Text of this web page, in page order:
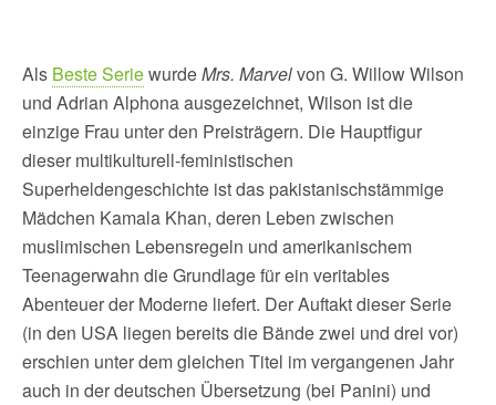
Als Beste SeriewurdeMrs. Marvelvon G. Willow Wilson
und Adrian Alphona ausgezeichnet, Wilson ist die
einzige Frau unter den Preisträgern. Die Hauptfigur
dieser multikulturell-feministischen
Superheldengeschichte ist das pakistanischstämmige
Mädchen Kamala Khan, deren Leben zwischen
muslimischen Lebensregeln und amerikanischem
Teenagerwahn die Grundlage für ein veritables
Abenteuer der Moderne liefert. Der Auftakt dieser Serie
(in den USA liegen bereits die Bände zwei und drei vor)
erschien unter dem gleichen Titel im vergangenen Jahr
auch in der deutschen Übersetzung (bei Panini) und